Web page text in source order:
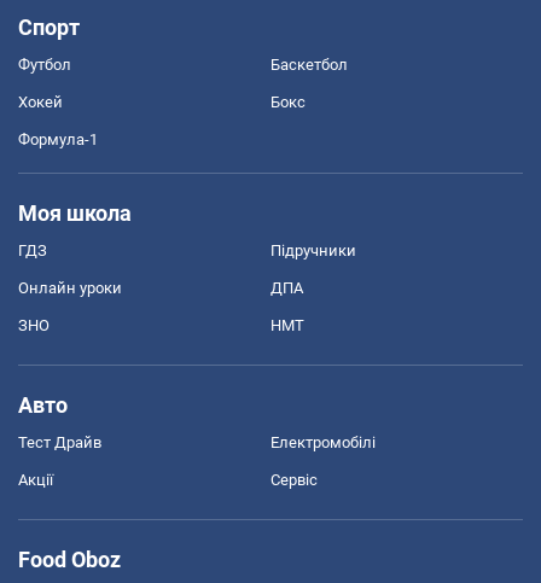
Спорт
Футбол Баскетбол
Хокей Бокс
Формула-1
Моя школа
ГДЗ Підручники
Онлайн уроки ДПА
ЗНО НМТ
Авто
Тест Драйв Електромобілі
Акції Сервіс
Food Oboz